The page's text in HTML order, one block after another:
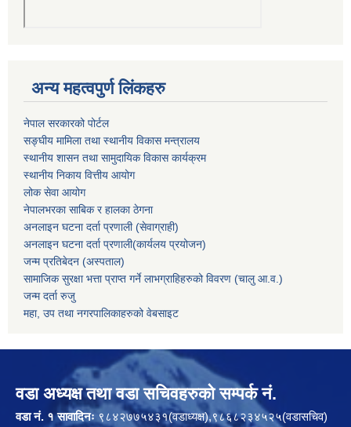
अन्य महत्वपुर्ण लिंकहरु
नेपाल सरकारको पोर्टल
सङ्घीय मामिला तथा स्थानीय विकास मन्त्रालय
स्थानीय शासन तथा सामुदायिक विकास कार्यक्रम
स्थानीय निकाय वित्तीय आयोग
लोक सेवा आयोग
नेपालभरका साबिक र हालका ठेगना
अनलाइन घटना दर्ता प्रणाली (सेवाग्राही)
अनलाइन घटना दर्ता प्रणाली(कार्यलय प्रयोजन)
जन्म प्रतिबेदन (अस्पताल)
सामाजिक सुरक्षा भत्ता प्राप्त गर्ने लाभग्राहिहरुको विवरण (चालु आ.व.)
जन्म दर्ता रुजु
महा, उप तथा नगरपालिकाहरुको वेबसाइट
वडा अध्यक्ष तथा वडा सचिवहरुको सम्पर्क नं.
वडा नं. १ सावादिनः ९८४२७७५४३१(वडाध्यक्ष),९८६८२३४५२५(वडासचिव)